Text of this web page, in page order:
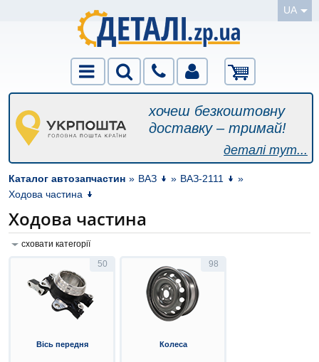
UA
хочеш безкоштовну
доставку – тримай!
деталі тут...
Каталог автозапчастин » ВАЗ » ВАЗ-2111
»
Ходова частина
Ходова частина
сховати категорії
50
Вісь передня
98
Колеса